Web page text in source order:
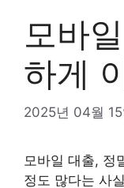
모바
하게
2025년 04월 15
모바일 대출, 정
정도 많다는 사